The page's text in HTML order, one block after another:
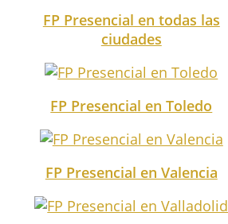
FP Presencial en todas las
ciudades
FP Presencial en Toledo
FP Presencial en Valencia